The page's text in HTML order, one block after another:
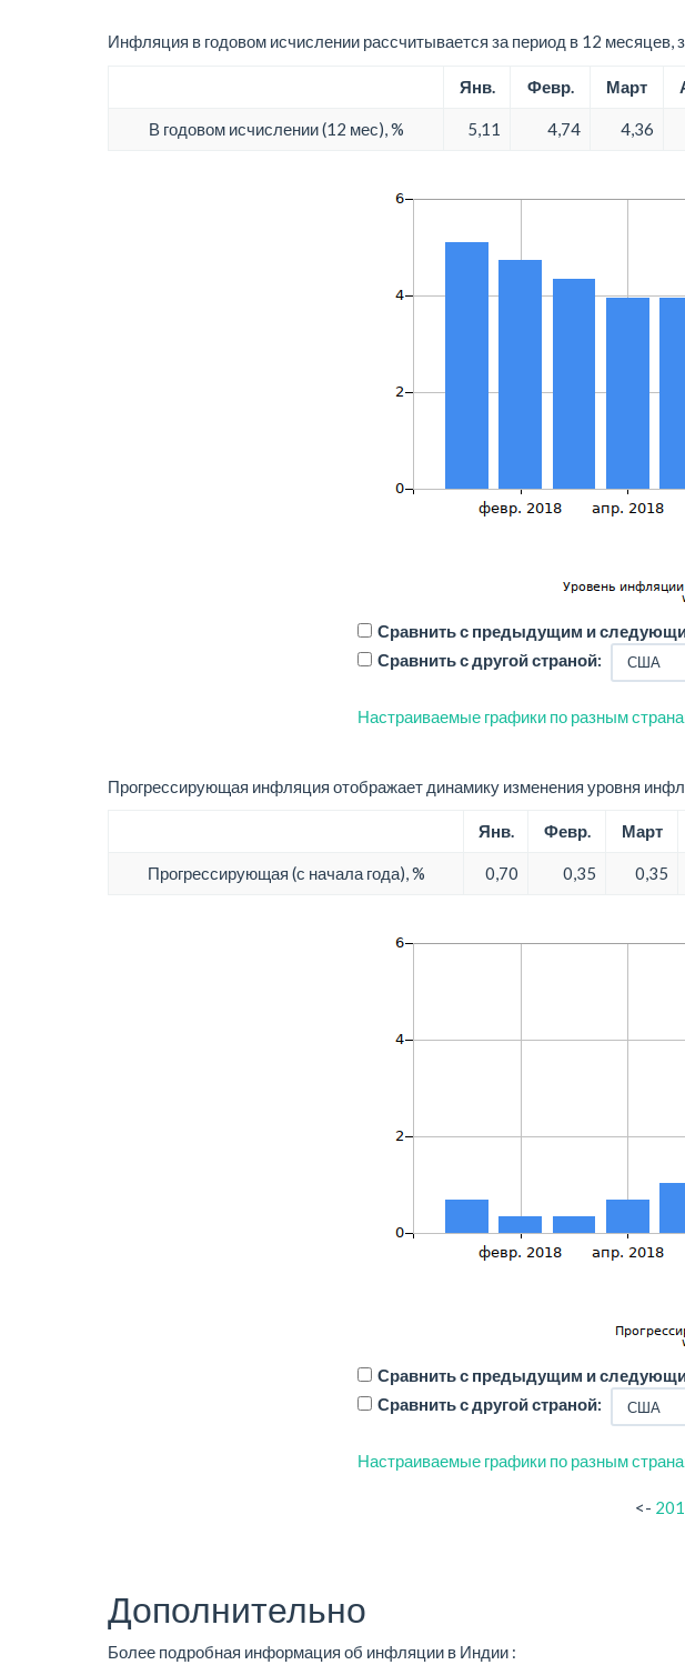
Инфляция в годовом исчислении рассчитывается за период в 12
Янв. Февр. Март
В годовом исчислении (12 мес), % 5,11 4,74 4,36
Сравнить с предыдущим и
Сравнить с другой страной:
Настраиваемые графики по разным
Прогрессирующая инфляция отображает динамику изменения уровня
Янв. Февр. Март
Прогрессирующая (с начала года), % 0,70 0,35 0,35
Сравнить с предыдущим и
Сравнить с другой страной:
Настраиваемые графики по разным
<-
Дополнительно
Более подробная информация об инфляции в Индии :